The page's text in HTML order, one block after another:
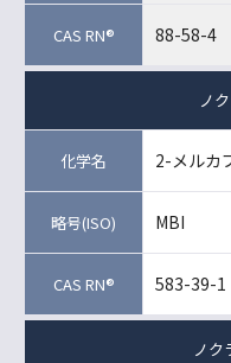
88-58-4
ノ
2-メルカ
MBI
583-39-1
ノク